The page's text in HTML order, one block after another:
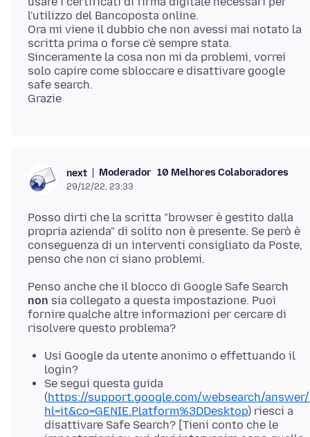
l'utilizzo del Bancoposta online.
Ora mi viene il dubbio che non avessi mai notato la
scritta prima o forse c'è sempre stata.
Sinceramente la cosa non mi da problemi, vorrei
solo capire come sbloccare e disattivare google
safe search.
next Moderador 10 Melhores Colaboradores
29/12/22, 23:33
Posso dirti che la scritta "browser è gestito dalla
propria azienda" di solito non è presente. Se però è
conseguenza di un interventi consigliato da Poste,
Penso anche che il blocco di Google Safe Search
non sia collegato a questa impostazione. Puoi
fornire qualche altre informazioni per cercare di
Usi Google da utente anonimo o effettuando il
login?
Se segui questa guida
(https://support.google.com/websearch/
hl=it&co=GENIE.Platform%3DDesktop) riesci a
disattivare Safe Search? [Tieni conto che le